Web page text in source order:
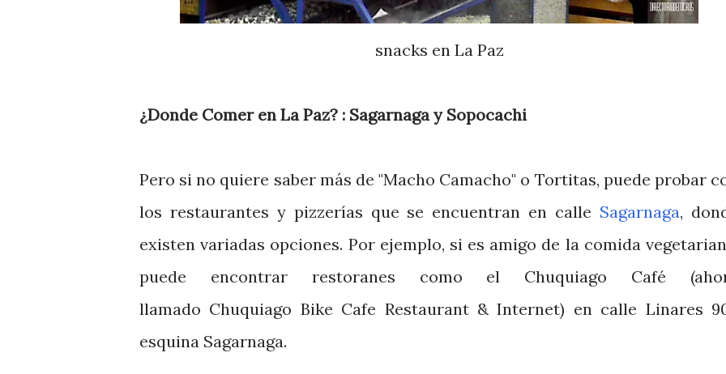
snacks en La Paz
¿Donde Comer en La Paz? : Sagarnaga y Sopocachi
Pero si no quiere saber más de "Macho Camacho" o Tortitas, puede probar
los restaurantes y pizzerías que se encuentran en calle Sagarnaga,
existen variadas opciones. Por ejemplo, si es amigo de la comida
puede encontrar restoranes como el Chuquiago Café
llamado Chuquiago Bike Cafe Restaurant & Internet) en calle Linares
esquina Sagarnaga.